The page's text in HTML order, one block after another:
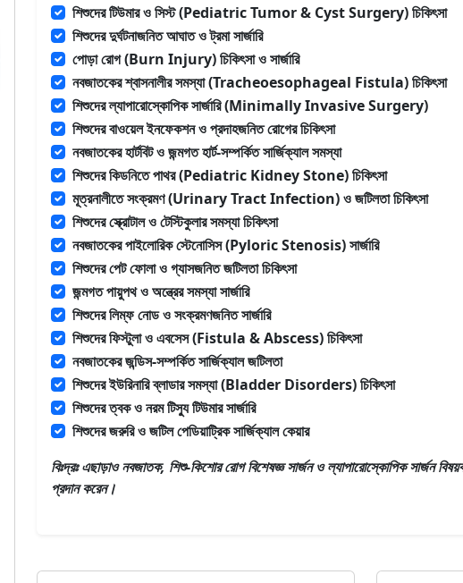
শিশুদের টিউমার ও সিস্ট (Pediatric Tumor & Cyst Surgery) চিকিৎসা
শিশুদের দুর্ঘটনাজনিত আঘাত ও ট্রমা সার্জারি
পোড়া রোগ (Burn Injury) চিকিৎসা ও সার্জারি
নবজাতকের শ্বাসনালীর সমস্যা (Tracheoesophageal Fistula) চিকিৎসা
শিশুদের ল্যাপারোস্কোপিক সার্জারি (Minimally Invasive Surgery)
শিশুদের বাওয়েল ইনফেকশন ও প্রদাহজনিত রোগের চিকিৎসা
নবজাতকের হার্টবিট ও জন্মগত হার্ট-সম্পর্কিত সার্জিক্যাল সমস্যা
শিশুদের কিডনিতে পাথর (Pediatric Kidney Stone) চিকিৎসা
মূত্রনালীতে সংক্রমণ (Urinary Tract Infection) ও জটিলতা চিকিৎসা
শিশুদের স্ক্রোটাল ও টেস্টিকুলার সমস্যা চিকিৎসা
নবজাতকের পাইলোরিক স্টেনোসিস (Pyloric Stenosis) সার্জারি
শিশুদের পেট ফোলা ও গ্যাসজনিত জটিলতা চিকিৎসা
জন্মগত পায়ুপথ ও অন্ত্রের সমস্যা সার্জারি
শিশুদের লিম্ফ নোড ও সংক্রমণজনিত সার্জারি
শিশুদের ফিস্টুলা ও এবসেস (Fistula & Abscess) চিকিৎসা
নবজাতকের জন্ডিস-সম্পর্কিত সার্জিক্যাল জটিলতা
শিশুদের ইউরিনারি ব্লাডার সমস্যা (Bladder Disorders) চিকিৎসা
শিশুদের ত্বক ও নরম টিস্যু টিউমার সার্জারি
শিশুদের জরুরি ও জটিল পেডিয়াট্রিক সার্জিক্যাল কেয়ার
বিঃদ্রঃ এছাড়াওনবজাতক, শিশু-কিশোর রোগ বিশেষজ্ঞ সার্জন ও ল্যাপারোস্কোপিক সার্জন
প্রদান করেন।